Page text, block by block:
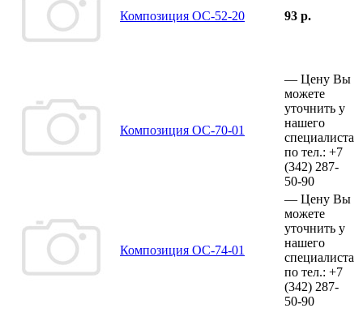
Композиция ОС-52-20 93 р.
Композиция ОС-70-01
— Цену Вы
можете
уточнить у
нашего
специалиста
по тел.: +7
(342) 287-
50-90
Композиция ОС-74-01
— Цену Вы
можете
уточнить у
нашего
специалиста
по тел.: +7
(342) 287-
50-90